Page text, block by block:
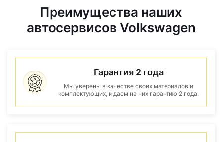
Преимущества наших
автосервисов Volkswagen
Гарантия 2 года
Мы уверены в качестве своих материалов и
комплектующих, и даем на них гарантию 2 года.